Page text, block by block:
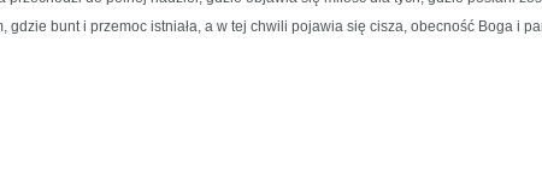
gdzie bunt i przemoc istniała, a w tej chwili pojawia się cisza, obecność Boga i